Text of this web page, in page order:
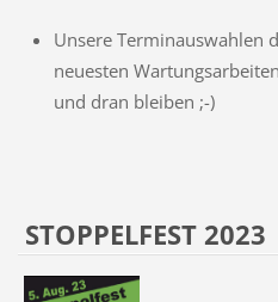
Unsere Terminauswahlen
neuesten
und dran bleiben ;-)
STOPPELFEST 2023